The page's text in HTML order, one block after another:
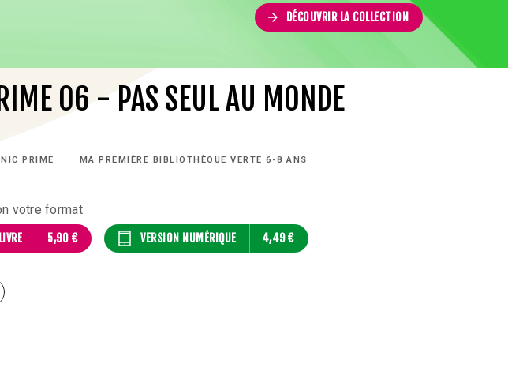
arrow_forward DÉCOUVRIR LA COLLECTION
06 - PAS SEUL AU MONDE
PRIME MA PREMIÈRE BIBLIOTHÈQUE VERTE 6-8 ANS
votre format
5,90 € VERSION NUMÉRIQUE 4,49 €